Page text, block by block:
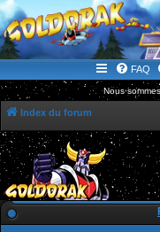
le site de la Lune Rouge
FAQ
Nous
Index du forum